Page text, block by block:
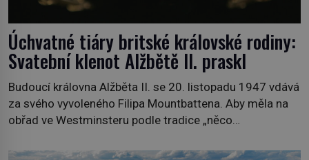
Úchvatné tiáry britské královské rodiny:
Svatební klenot Alžbětě II. praskl
Budoucí královna Alžběta II. se 20. listopadu 1947 vdává
za svého vyvoleného Filipa Mountbattena. Aby měla na
obřad ve Westminsteru podle tradice „něco
soukromé kolekce – diamantovou tiáru královny Marie.